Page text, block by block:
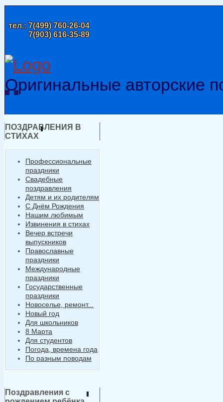
тел.:7(499) 760-26-04
7(903) 616-35-89
Оригинальные авторские
ПОЗДРАВЛЕНИЯ В
СТИХАХ
Профессиональные
праздники
Свадебные
поздравления
Детям и их родителям
С Днём Рождения
Нашим любимым
Извинения в стихах
Вечер встречи
выпускников
Православные
праздники
Международные
праздники
Государственные
праздники
Новоселье, ремонт...
Новый год
Для школьников
8 Марта
Для студентов
Погода, времена года
По разным поводам
Поздравления с